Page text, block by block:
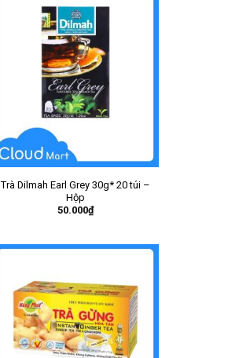
Trà Dilmah Earl Grey 30g* 20 túi –
Hộp
50.000₫